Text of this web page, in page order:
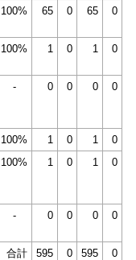
100% 65 0 65 0
100% 1 0 1 0
- 0 0 0 0
100% 1 0 1 0
100% 1 0 1 0
- 0 0 0 0
合計 595 0 595 0